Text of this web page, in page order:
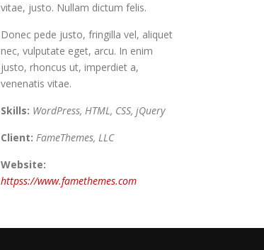
vitae, justo. Nullam dictum felis.
Donec pede justo, fringilla vel, aliquet
nec, vulputate eget, arcu. In enim
justo, rhoncus ut, imperdiet a,
venenatis vitae.
Skills: WordPress, HTML, CSS, jQuery
Client: FameThemes, LLC
Website:
httpss://www.famethemes.com